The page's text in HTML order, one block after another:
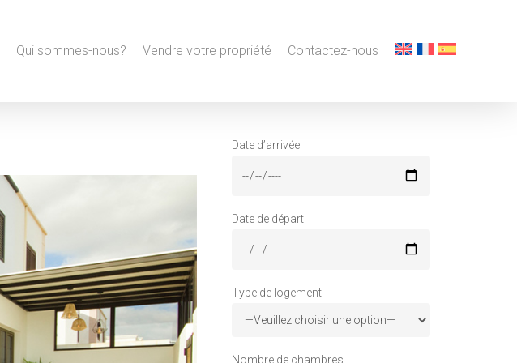
Qui sommes-nous? Vendre votre propriété Contactez-nous
Date d’arrivée
Date de départ
Type de logement
Nombre de chambres